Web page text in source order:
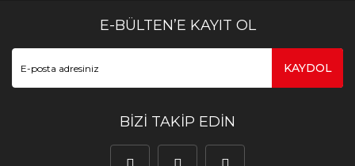
E-BÜLTEN’E KAYIT OL
KAYDOL
BİZİ TAKİP EDİN